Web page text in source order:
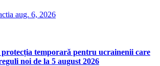
aug. 6, 2026
temporară pentru ucrainenii care
noi de la 5 august 2026